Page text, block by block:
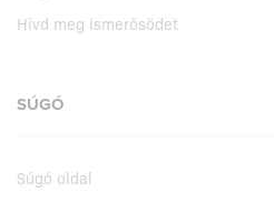
Hívd meg ismerősödet
SÚGÓ
Súgó oldal